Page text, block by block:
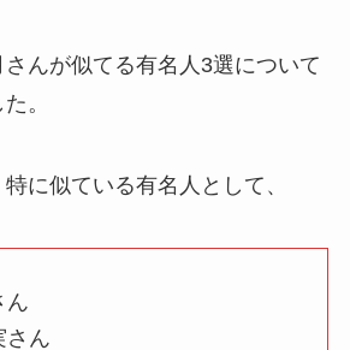
んが似てる有名人3選について
。
に似ている有名人として、
ん
さん